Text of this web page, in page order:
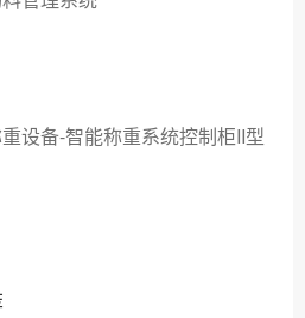
设备-智能称重系统控制柜II型